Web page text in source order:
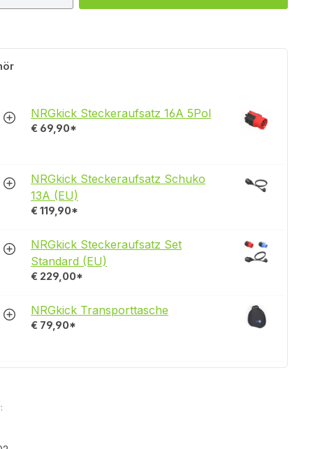
NRGkick Steckeraufsatz 16A 5Pol
€ 69,90*
NRGkick Steckeraufsatz Schuko
13A (EU)
€ 119,90*
NRGkick Steckeraufsatz Set
Standard (EU)
€ 229,00*
NRGkick Transporttasche
€ 79,90*